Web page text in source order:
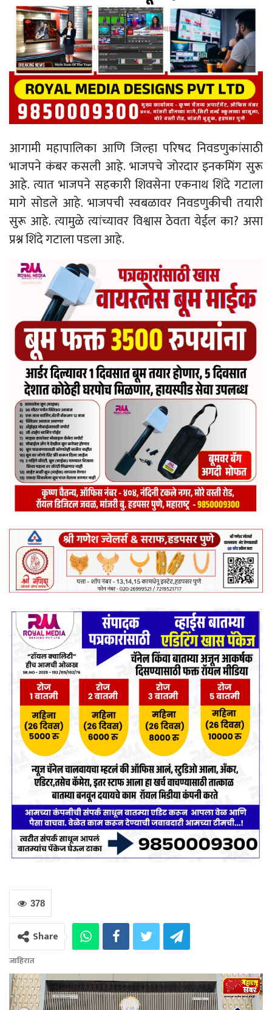
आगामी महापालिका आणि जिल्हा परिषद निवडणुकांसाठी
भाजपने कंबर कसली आहे. भाजपचे जोरदार इनकमिंग सुरू
आहे. त्यात भाजपने सहकारी शिवसेना एकनाथ शिंदे गटाला
मागे सोडले आहे. भाजपची स्वबळावर निवडणुकीची तयारी
सुरू आहे. त्यामुळे त्यांच्यावर विश्वास ठेवता येईल का? असा
प्रश्न शिंदे गटाला पडला आहे.
378
Share
जाहिरात
Video
Player